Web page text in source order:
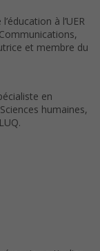
à l’UER
et membre du
en
humaines,